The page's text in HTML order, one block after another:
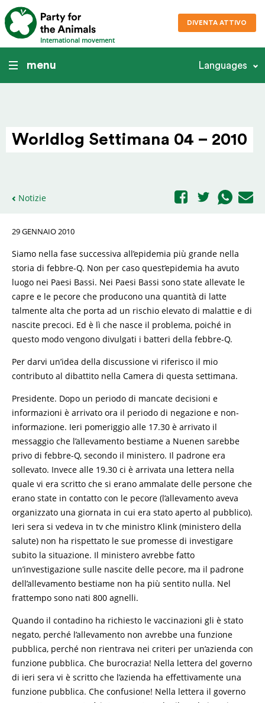
International movement
DIVENTA ATTIVO
menu Languages
Worldlog Settimana 04 – 2010
Notizie
29 GENNAIO 2010
Siamo nella fase successiva all’epidemia più grande nella
storia di febbre-Q. Non per caso quest’epidemia ha avuto
luogo nei Paesi Bassi. Nei Paesi Bassi sono state allevate le
capre e le pecore che producono una quantità di latte
talmente alta che porta ad un rischio elevato di malattie e di
nascite precoci. Ed è lì che nasce il problema, poiché in
questo modo vengono divulgati i batteri della febbre-Q.
Per darvi un’idea della discussione vi riferisco il mio
contributo al dibattito nella Camera di questa settimana.
Presidente. Dopo un periodo di mancate decisioni e
informazioni è arrivato ora il periodo di negazione e non-
informazione. Ieri pomeriggio alle 17.30 è arrivato il
messaggio che l’allevamento bestiame a Nuenen sarebbe
privo di febbre-Q, secondo il ministero. Il padrone era
sollevato. Invece alle 19.30 ci è arrivata una lettera nella
quale vi era scritto che si erano ammalate delle persone che
erano state in contatto con le pecore (l’allevamento aveva
organizzato una giornata in cui era stato aperto al pubblico).
Ieri sera si vedeva in tv che ministro Klink (ministero della
salute) non ha rispettato le sue promesse di investigare
subito la situazione. Il ministero avrebbe fatto
un’investigazione sulle nascite delle pecore, ma il padrone
dell’allevamento bestiame non ha più sentito nulla. Nel
frattempo sono nati 800 agnelli.
Quando il contadino ha richiesto le vaccinazioni gli è stato
negato, perché l’allevamento non avrebbe una funzione
pubblica, perché non rientrava nei criteri per un’azienda con
funzione pubblica. Che burocrazia! Nella lettera del governo
di ieri sera vi è scritto che l’azienda ha effettivamente una
funzione pubblica. Che confusione! Nella lettera il governo